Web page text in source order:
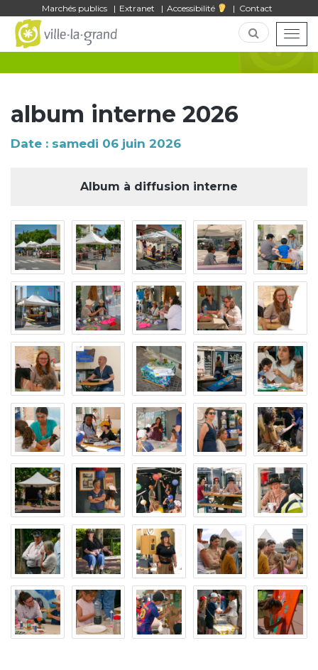
Gestion des traceurs
Marchés publics Extranet Accessibilité Contact
album interne 2026
Date : samedi 06 juin 2026
Album à diffusion interne